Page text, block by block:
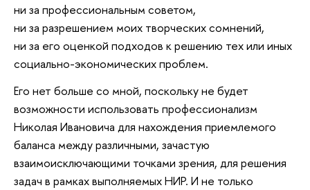
ни за профессиональным советом,
ни за разрешением моих творческих сомнений,
ни за его оценкой подходов к решению тех или иных
социально-экономических проблем.
Его нет больше со мной, поскольку не будет
возможности использовать профессионализм
Николая Ивановича для нахождения приемлемого
баланса между различными, зачастую
взаимоисключающими точками зрения, для решения
задач в рамках выполняемых НИР. И не только